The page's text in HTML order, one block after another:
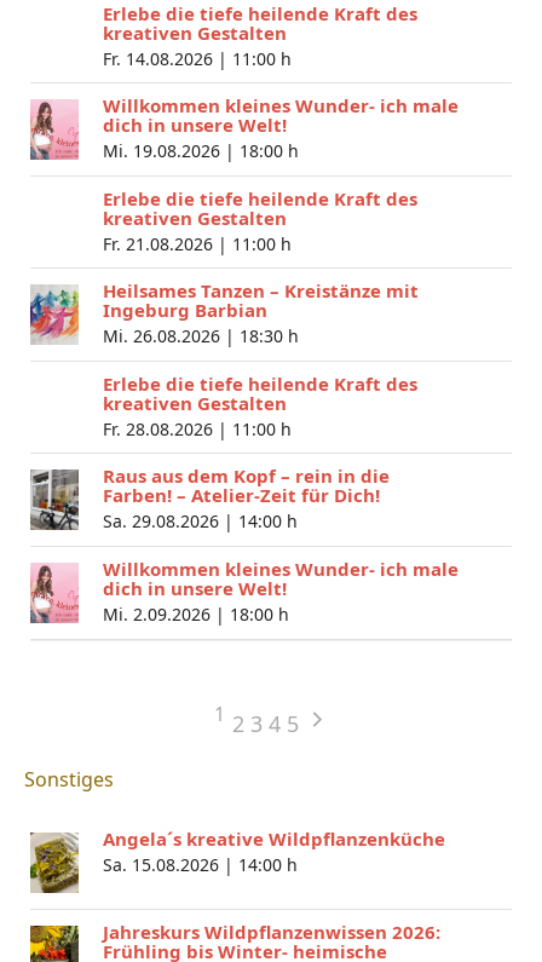
Erlebe die tiefe heilende Kraft des
kreativen Gestalten
Fr. 14.08.2026 | 11:00 h
Willkommen kleines Wunder- ich male
dich in unsere Welt!
Mi. 19.08.2026 | 18:00 h
Erlebe die tiefe heilende Kraft des
kreativen Gestalten
Fr. 21.08.2026 | 11:00 h
Heilsames Tanzen – Kreistänze mit
Ingeburg Barbian
Mi. 26.08.2026 | 18:30 h
Erlebe die tiefe heilende Kraft des
kreativen Gestalten
Fr. 28.08.2026 | 11:00 h
Raus aus dem Kopf – rein in die
Farben! – Atelier-Zeit für Dich!
Sa. 29.08.2026 | 14:00 h
Willkommen kleines Wunder- ich male
dich in unsere Welt!
Mi. 2.09.2026 | 18:00 h
1 2 3 4 5
Sonstiges
Angela´s kreative Wildpflanzenküche
Sa. 15.08.2026 | 14:00 h
Jahreskurs Wildpflanzenwissen 2026:
Frühling bis Winter- heimische